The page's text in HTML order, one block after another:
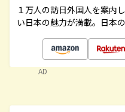
１万人の訪日外国人を案内
い日本の魅力が満載。日本
AD